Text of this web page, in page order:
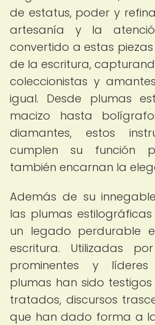
de estatus, poder y
artesanía y la
convertido a estas
de la escritura,
coleccionistas y
igual. Desde plumas
macizo hasta
diamantes, estos
cumplen su función
también encarnan la
Además de su
las plumas
un legado perdurable
escritura. Utilizadas
prominentes y líderes
plumas han sido
tratados, discursos
que han dado forma a